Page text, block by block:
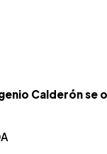
Calderón se